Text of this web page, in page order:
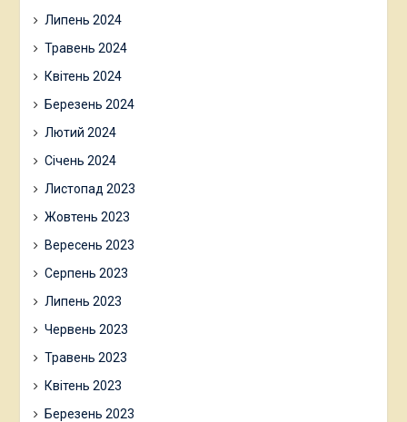
Липень 2024
Травень 2024
Квітень 2024
Березень 2024
Лютий 2024
Січень 2024
Листопад 2023
Жовтень 2023
Вересень 2023
Серпень 2023
Липень 2023
Червень 2023
Травень 2023
Квітень 2023
Березень 2023